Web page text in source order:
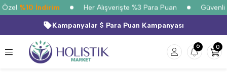
%10 İndirim Her Alışverişte %3 Para Puan Güvenli
Kampanyalar Para Puan Kampanyası
6 0